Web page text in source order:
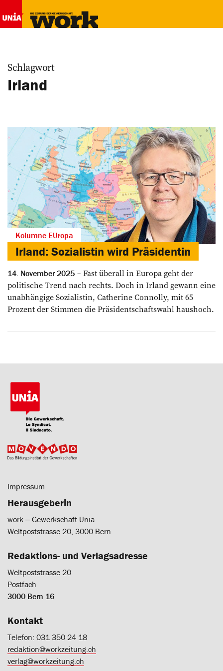
Schlagwort
Irland
Kolumne EUropa
Irland: Sozialistin wird Präsidentin
14. November 2025
Fast überall in Europa geht der
politische Trend nach rechts. Doch in Irland gewann eine
unabhängige Sozialistin, Catherine Connolly, mit 65
Prozent der Stimmen die Präsidentschaftswahl haushoch.
Impressum
Herausgeberin
work ‒ Gewerkschaft Unia
Weltpoststrasse 20, 3000 Bern
Redaktions- und Verlagsadresse
Weltpoststrasse 20
Postfach
3000 Bern 16
Kontakt
Telefon: 031 350 24 18
redaktion@workzeitung.ch
verlag@workzeitung.ch